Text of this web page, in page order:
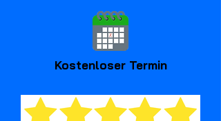
Kostenloser Termin